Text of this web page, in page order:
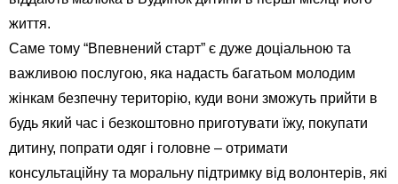
життя.
Саме тому “Впевнений старт” є дуже доціальною та
важливою послугою, яка надасть багатьом молодим
жінкам безпечну територію, куди вони зможуть прийти в
будь який час і безкоштовно приготувати їжу, покупати
дитину, попрати одяг і головне – отримати
консультаційну та моральну підтримку від волонтерів, які